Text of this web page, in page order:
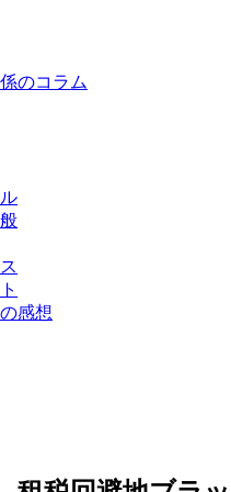
のコラム
感想